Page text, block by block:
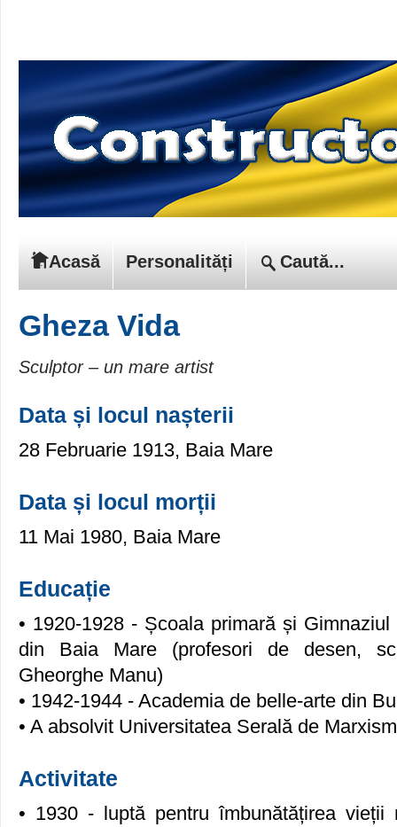
Acasă Personalități
Gheza Vida
Sculptor – un mare artist
Data și locul nașterii
28 Februarie 1913, Baia Mare
Data și locul morții
11 Mai 1980, Baia Mare
Educație
• 1920-1928 - Școala primară și
din Baia Mare (profesori de desen,
Gheorghe Manu)
• 1942-1944 - Academia de belle-arte din
• A absolvit Universitatea Serală de
Activitate
• 1930 - luptă pentru îmbunătățirea vieții